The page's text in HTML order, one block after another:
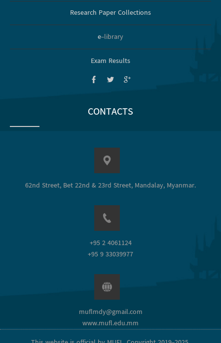
Research Paper Collections
e-library
Exam Results
CONTACTS
62nd Street, Bet 22nd & 23rd Street, Mandalay, Myanmar.
+95 2 4061124
+95 9 33039977
muflmdy@gmail.com
www.mufl.edu.mm